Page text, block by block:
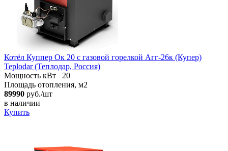
Котёл Куппер Ок 20 с газовой горелкой Агг-26к (Купер)
Teplodar (Теплодар, Россия)
Мощность кВт
20
Площадь отопления, м2
89990 руб./шт
в наличии
Купить